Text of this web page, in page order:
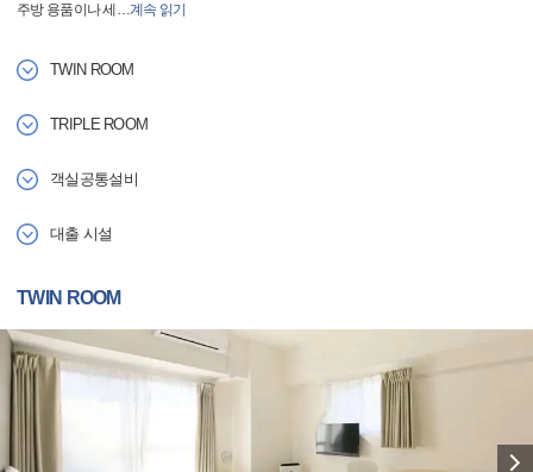
주방 용품이나 세 …계속 읽기
TWIN ROOM
TRIPLE ROOM
객실공통설비
대출 시설
TWIN ROOM